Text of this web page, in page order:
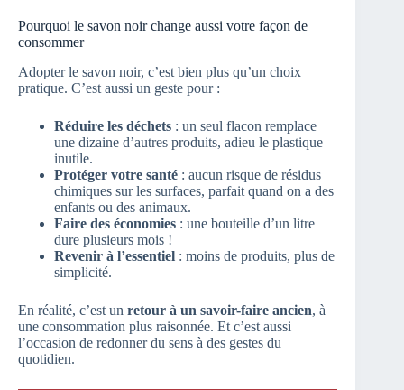
Pourquoi le savon noir change aussi votre façon de
consommer
Adopter le savon noir, c’est bien plus qu’un choix
pratique. C’est aussi un geste pour :
Réduire les déchets : un seul flacon remplace
une dizaine d’autres produits, adieu le plastique
inutile.
Protéger votre santé : aucun risque de résidus
chimiques sur les surfaces, parfait quand on a des
enfants ou des animaux.
Faire des économies : une bouteille d’un litre
dure plusieurs mois !
Revenir à l’essentiel : moins de produits, plus de
simplicité.
En réalité, c’est un retour à un savoir-faire ancien, à
une consommation plus raisonnée. Et c’est aussi
l’occasion de redonner du sens à des gestes du
quotidien.